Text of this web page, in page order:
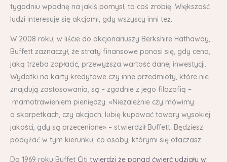
tygodniu wpadnę na jakiś pomysł, to coś zrobię. Większość
ludzi interesuje się akcjami, gdy wszyscy inni też.
W 2008 roku, w liście do akcjonariuszy Berkshire Hathaway,
Buffett zaznaczył, że straty finansowe ponosi się, gdy cena,
jaką trzeba zapłacić, przewyższa wartość danej inwestycji.
Wydatki na karty kredytowe czy inne przedmioty, które nie
znajdują zastosowania, są – zgodnie z jego filozofią –
marnotrawieniem pieniędzy. «Niezależnie czy mówimy
o skarpetkach, czy akcjach, lubię kupować towary wysokiej
jakości, gdy są przecenione» – stwierdził Buffett. Będziesz
podążać w tym kierunku, co osoby, którymi się otaczasz.
Do 1969 roku Buffet Citi twierdzi że ponad ćwierć udziału w